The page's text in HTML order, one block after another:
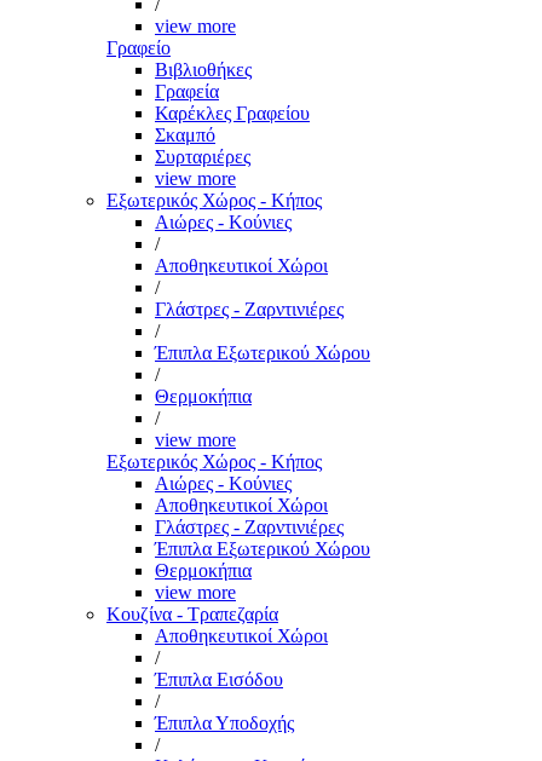
/
view more
Γραφείο
Βιβλιοθήκες
Γραφεία
Καρέκλες Γραφείου
Σκαμπό
Συρταριέρες
view more
Εξωτερικός Χώρος - Κήπος
Αιώρες - Κούνιες
/
Αποθηκευτικοί Χώροι
/
Γλάστρες - Ζαρντινιέρες
/
Έπιπλα Εξωτερικού Χώρου
/
Θερμοκήπια
/
view more
Εξωτερικός Χώρος - Κήπος
Αιώρες - Κούνιες
Αποθηκευτικοί Χώροι
Γλάστρες - Ζαρντινιέρες
Έπιπλα Εξωτερικού Χώρου
Θερμοκήπια
view more
Κουζίνα - Τραπεζαρία
Αποθηκευτικοί Χώροι
/
Έπιπλα Εισόδου
/
Έπιπλα Υποδοχής
/